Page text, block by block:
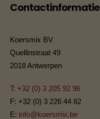
Contactinformatie
Koersmix BV
Quellinstraat 49
2018 Antwerpen
T: +32 (0) 3 205 92 96
F: +32 (0) 3 226 44 82
E: info@koersmix.be